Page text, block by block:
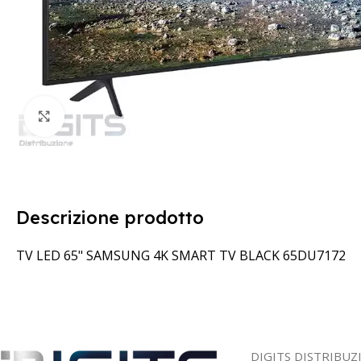
Clicca per ingrandire
Descrizione prodotto
TV LED 65" SAMSUNG 4K SMART TV BLACK 65DU7172
DIGITS